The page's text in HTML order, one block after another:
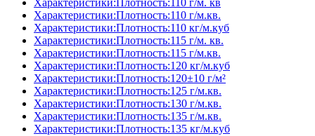
Характеристики:Плотность:110 г/м. кв
Характеристики:Плотность:110 г/м.кв.
Характеристики:Плотность:110 кг/м.куб
Характеристики:Плотность:115 г/м. кв.
Характеристики:Плотность:115 г/м.кв.
Характеристики:Плотность:120 кг/м.куб
Характеристики:Плотность:120±10 г/м²
Характеристики:Плотность:125 г/м.кв.
Характеристики:Плотность:130 г/м.кв.
Характеристики:Плотность:135 г/м.кв.
Характеристики:Плотность:135 кг/м.куб